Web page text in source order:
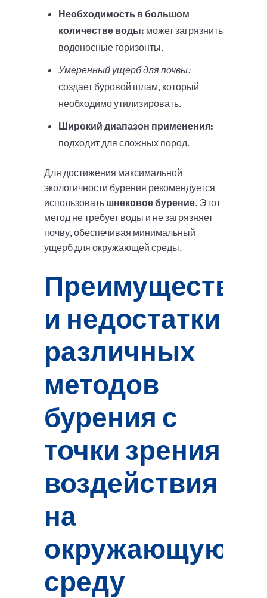
Необходимость в большом
количестве воды: может загрязнить
водоносные горизонты.
Умеренный ущерб для почвы:
создает буровой шлам, который
необходимо утилизировать.
Широкий диапазон применения:
подходит для сложных пород.
Для достижения максимальной
экологичности бурения рекомендуется
использовать шнековое бурение. Этот
метод не требует воды и не загрязняет
почву, обеспечивая минимальный
ущерб для окружающей среды.
Преимущества
и недостатки
различных
методов
бурения с
точки зрения
воздействия
на
окружающую
среду